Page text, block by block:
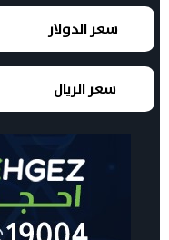
سعر الدولار
سعر الريال